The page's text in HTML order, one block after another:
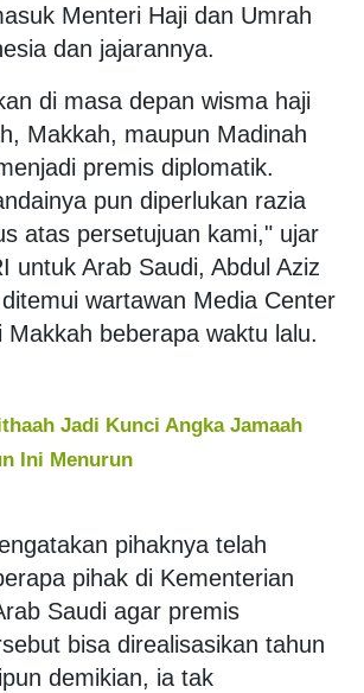
Menteri Haji dan Umrah
dan jajarannya.
di masa depan wisma haji
Makkah, maupun Madinah
premis diplomatik.
pun diperlukan razia
atas persetujuan kami," ujar
untuk Arab Saudi, Abdul Aziz
wartawan Media Center
Makkah beberapa waktu lalu.
Jadi Kunci Angka Jamaah
Ini Menurun
pihaknya telah
pihak di Kementerian
Saudi agar premis
bisa direalisasikan tahun
demikian, ia tak